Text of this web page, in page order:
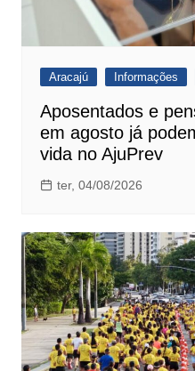
Aracajú Informações
Aposentados e
em agosto já
vida no AjuPrev
ter, 04/08/2026